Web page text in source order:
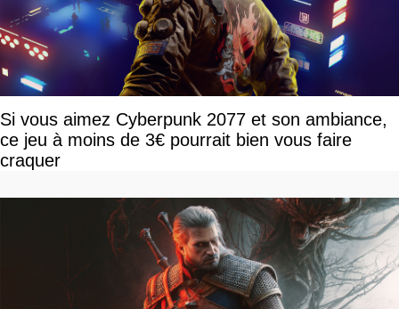
Si vous aimez Cyberpunk 2077 et son ambiance,
ce jeu à moins de 3€ pourrait bien vous faire
craquer